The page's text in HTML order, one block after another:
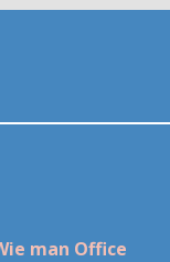
man Office